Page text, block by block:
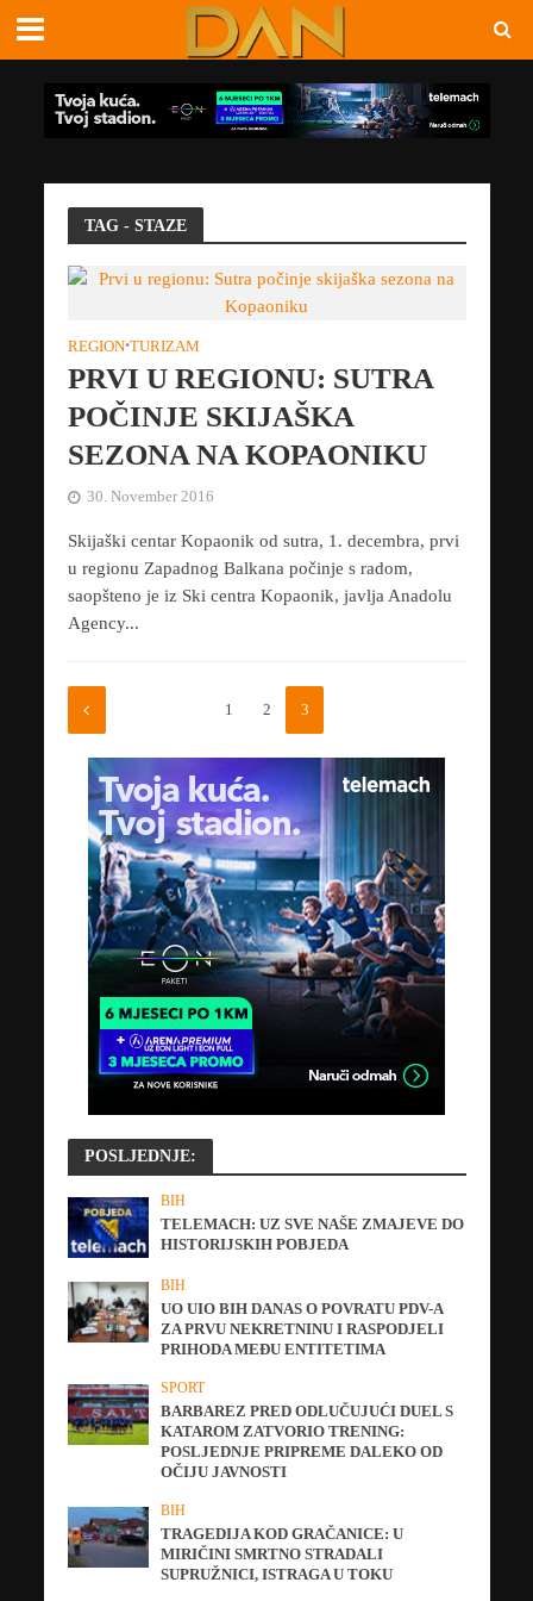
TAG - STAZE
REGION•TURIZAM
PRVI U REGIONU: SUTRA
POČINJE SKIJAŠKA
SEZONA NA KOPAONIKU
30. November 2016
Skijaški centar Kopaonik od sutra, 1. decembra, prvi
u regionu Zapadnog Balkana počinje s radom,
saopšteno je iz Ski centra Kopaonik, javlja Anadolu
Agency...
1 2 3
POSLJEDNJE:
BIH
TELEMACH: UZ SVE NAŠE ZMAJEVE DO
HISTORIJSKIH POBJEDA
BIH
UO UIO BIH DANAS O POVRATU PDV-A
ZA PRVU NEKRETNINU I RASPODJELI
PRIHODA MEĐU ENTITETIMA
SPORT
BARBAREZ PRED ODLUČUJUĆI DUEL S
KATAROM ZATVORIO TRENING:
POSLJEDNJE PRIPREME DALEKO OD
OČIJU JAVNOSTI
BIH
TRAGEDIJA KOD GRAČANICE: U
MIRIČINI SMRTNO STRADALI
SUPRUŽNICI, ISTRAGA U TOKU